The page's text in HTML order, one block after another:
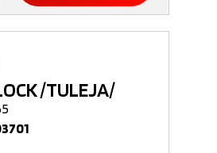
/TULEJA/